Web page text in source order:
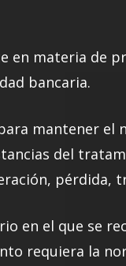
en materia de
bancaria.
mantener el
del
pérdida,
en el que se
requiera la